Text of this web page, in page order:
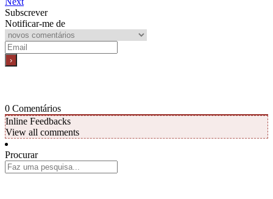
Subscrever
Notificar-me de
0 Comentários
Inline Feedbacks
View all comments
Procurar